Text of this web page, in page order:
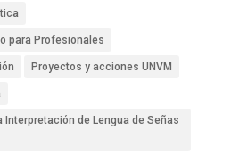
para Profesionales
Proyectos y acciones UNVM
de Lengua de Señas